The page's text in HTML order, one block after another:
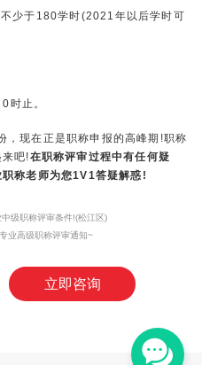
少于180学时(2021年以后学时可
时止。
，现在正是职称申报的高峰期!职称
吧!在职称评审过程中有任何疑
称老师为您1V1答疑解惑!
级职称评审条件!(松江区)
业高级职称评审通知~
立即咨询